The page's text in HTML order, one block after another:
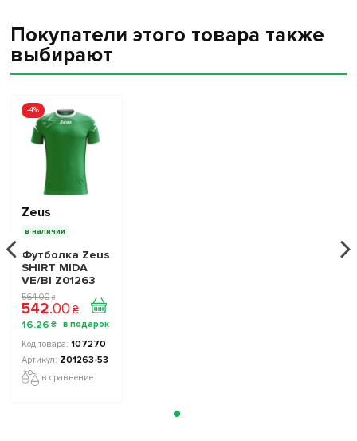
Покупатели этого товара также
выбирают
-4%
Zeus
в наличии
Футболка Zeus
SHIRT MIDA
VE/BI Z01263
564.00 ₴
542.00 ₴
16.26 ₴
107270
Z01263-53
в сравнение